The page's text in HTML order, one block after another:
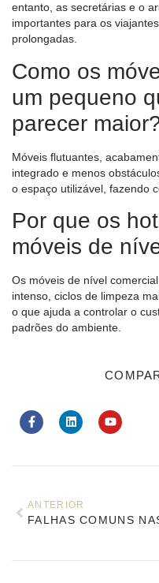
entanto, as secretárias e o
importantes para os
prolongadas.
Como os
um pequeno
parecer
Móveis flutuantes,
integrado e menos
o espaço utilizável, fazendo
Por que os
móveis de
Os móveis de nível
intenso, ciclos de limpeza
o que ajuda a controlar o
padrões do ambiente.
ANTERIOR